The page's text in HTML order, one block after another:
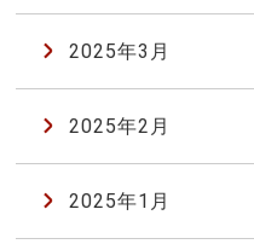
2025年3月
2025年2月
2025年1月